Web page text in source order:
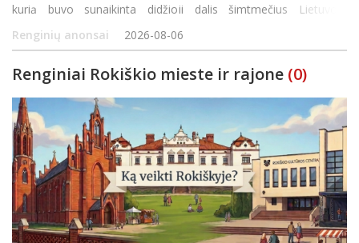
kurią buvo sunaikinta didžioji dalis šimtmečius Lietuvoje
gyvenusių žydų bendruomenių. Skirtingai nei daugelyje Europos
šalių, Lietuvoje Holokaustas vyko čia p
Renginių anonsai 2026-08-06
Renginiai Rokiškio mieste ir rajone (0)